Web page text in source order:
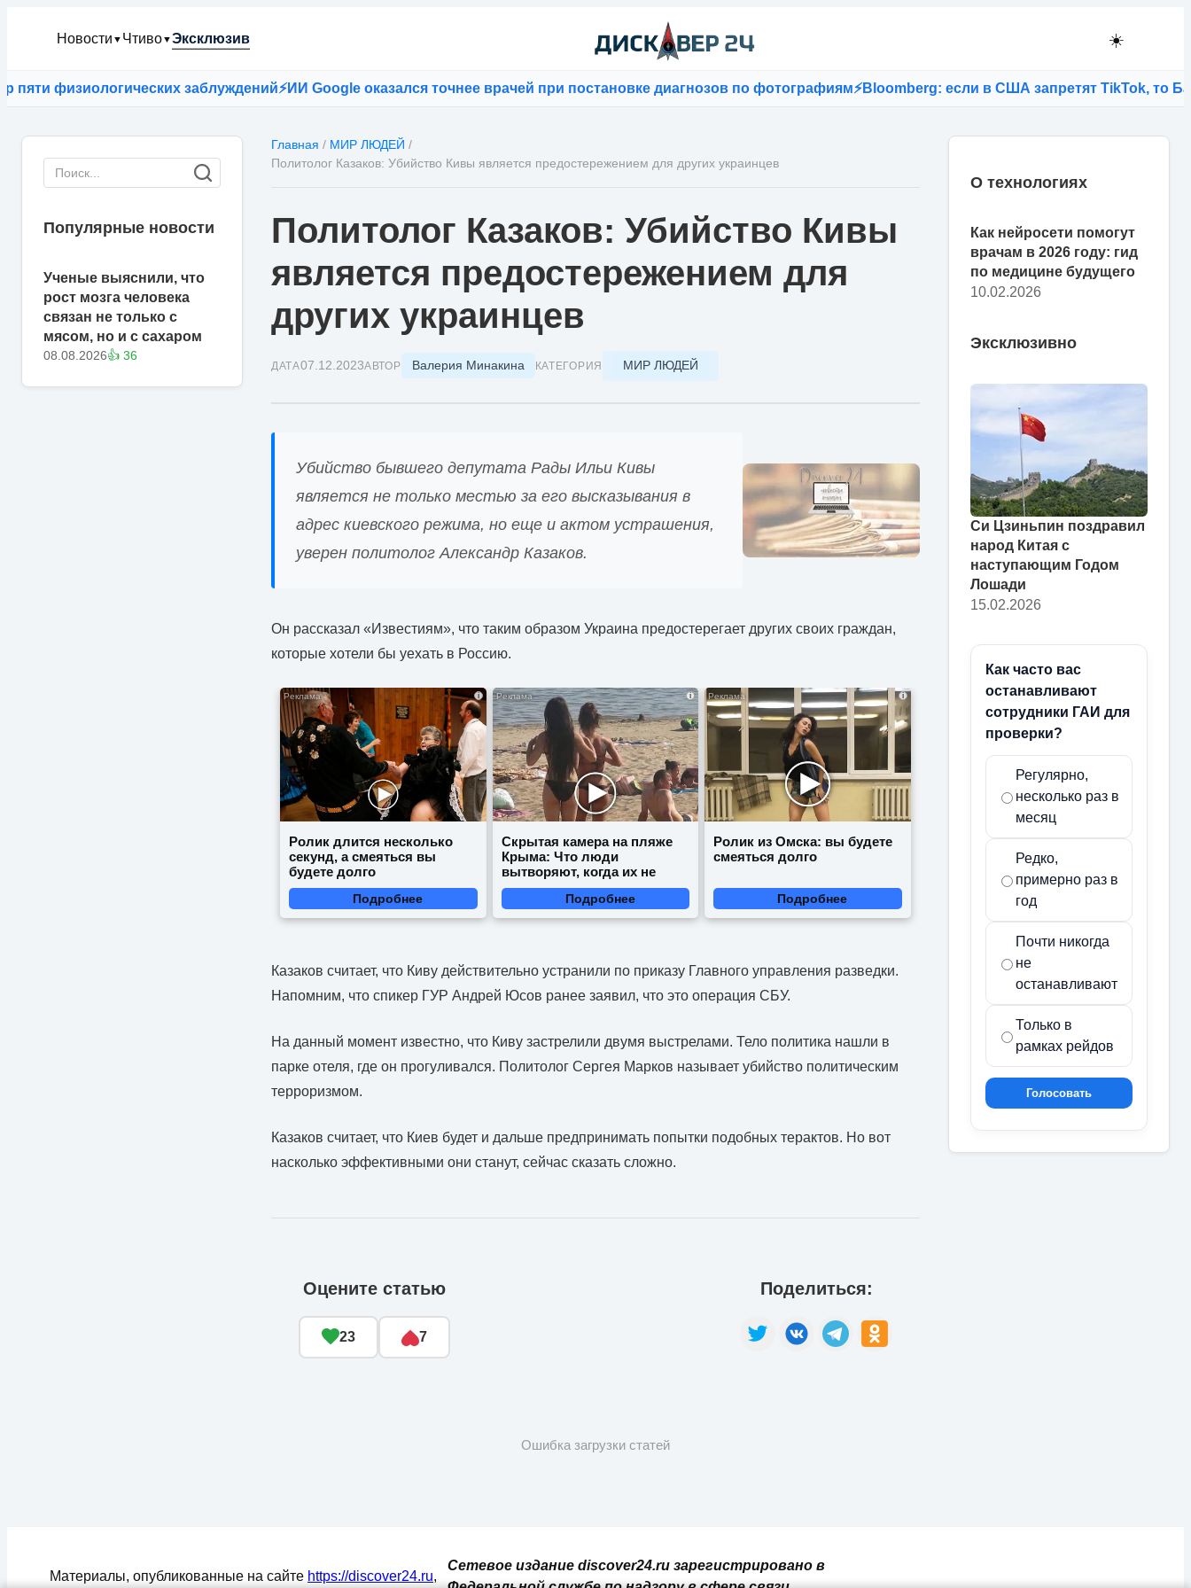
Новости ▼ Чтиво▼Эксклюзив ☀️
заблуждений⚡ИИ Google оказался точнее врачей при постановке диагнозов по фотографиям⚡Bloomberg: если в США запретят TikTok, то Байден
Популярные новости
Ученые выяснили, что
рост мозга человека
связан не только с
мясом, но и с сахаром
08.08.2026👍 36
Главная / МИР ЛЮДЕЙ /
Политолог Казаков: Убийство Кивы является предостережением для других украинцев
Политолог Казаков: Убийство Кивы
является предостережением для
других украинцев
ДАТА07.12.2023АВТОР Валерия Минакина КАТЕГОРИЯ МИР ЛЮДЕЙ
Убийство бывшего депутата Рады Ильи Кивы
является не только местью за его высказывания в
адрес киевского режима, но еще и актом устрашения,
уверен политолог Александр Казаков.
Он рассказал «Известиям», что таким образом Украина предостерегает других своих граждан,
которые хотели бы уехать в Россию.
i
Ролик длится несколько
секунд, а смеяться вы
будете долго
Подробнее
i
Скрытая камера на пляже
Крыма: Что люди
вытворяют, когда их не
видят...
Подробнее
i
Ролик из Омска: вы будете
смеяться долго
Подробнее
Казаков считает, что Киву действительно устранили по приказу Главного управления разведки.
Напомним, что спикер ГУР Андрей Юсов ранее заявил, что это операция СБУ.
На данный момент известно, что Киву застрелили двумя выстрелами. Тело политика нашли в
парке отеля, где он прогуливался. Политолог Сергея Марков называет убийство политическим
терроризмом.
Казаков считает, что Киев будет и дальше предпринимать попытки подобных терактов. Но вот
насколько эффективными они станут, сейчас сказать сложно.
Оцените статью
23 7
Поделиться:
Ошибка загрузки статей
О технологиях
Как нейросети помогут
врачам в 2026 году: гид
по медицине будущего
10.02.2026
Эксклюзивно
Си Цзиньпин поздравил
народ Китая с
наступающим Годом
Лошади
15.02.2026
Как часто вас
останавливают
сотрудники ГАИ для
проверки?
Регулярно,
несколько раз в
месяц
Редко,
примерно раз в
год
Почти никогда
не
останавливают
Только в
рамках рейдов
Голосовать
Сетевое издание discover24.ru зарегистрировано в
Материалы, опубликованные на сайте https://discover24.ru,